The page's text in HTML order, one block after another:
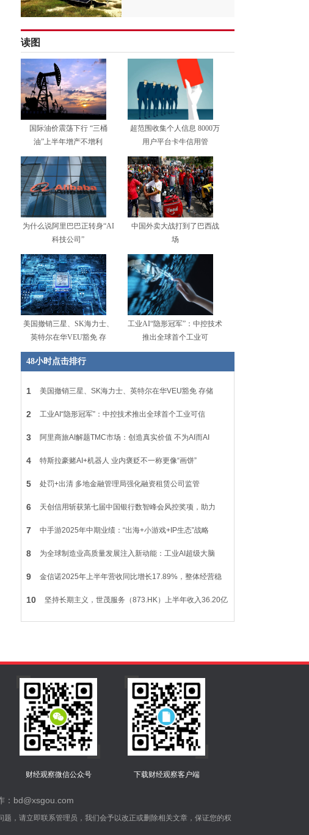
财经观察微信公众号 下载财经观察客户端
：bd@xsgou.com
，请立即联系管理员，我们会予以改正或删除相关文章，保证您的权